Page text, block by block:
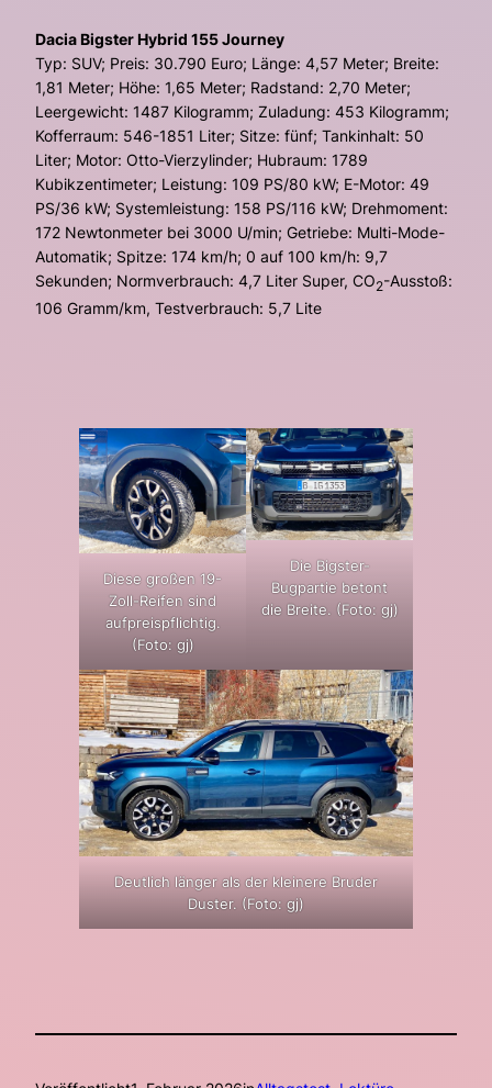
Dacia Bigster Hybrid 155 Journey
Typ: SUV; Preis: 30.790 Euro; Länge: 4,57 Meter; Breite:
1,81 Meter; Höhe: 1,65 Meter; Radstand: 2,70 Meter;
Leergewicht: 1487 Kilogramm; Zuladung: 453 Kilogramm;
Kofferraum: 546-1851 Liter; Sitze: fünf; Tankinhalt: 50
Liter; Motor: Otto-Vierzylinder; Hubraum: 1789
Kubikzentimeter; Leistung: 109 PS/80 kW; E-Motor: 49
PS/36 kW; Systemleistung: 158 PS/116 kW; Drehmoment:
172 Newtonmeter bei 3000 U/min; Getriebe: Multi-Mode-
Automatik; Spitze: 174 km/h; 0 auf 100 km/h: 9,7
Sekunden; Normverbrauch: 4,7 Liter Super, CO2-Ausstoß:
106 Gramm/km, Testverbrauch: 5,7 Lite
Diese großen 19-
Zoll-Reifen sind
aufpreispflichtig.
(Foto: gj)
Die Bigster-
Bugpartie betont
die Breite. (Foto: gj)
Deutlich länger als der kleinere Bruder
Duster. (Foto: gj)